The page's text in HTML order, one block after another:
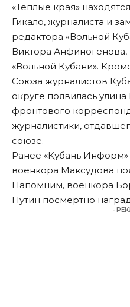
«Теплые края»
Гикало, журналиста и
редактора «Вольной
Виктора Анфиногенова,
«Вольной Кубани».
Союза журналистов
округе появилась
фронтового
журналистики,
союзе.
Ранее «Кубань Информ»
военкора Максудова
Напомним, военкора
Путин посмертно
-